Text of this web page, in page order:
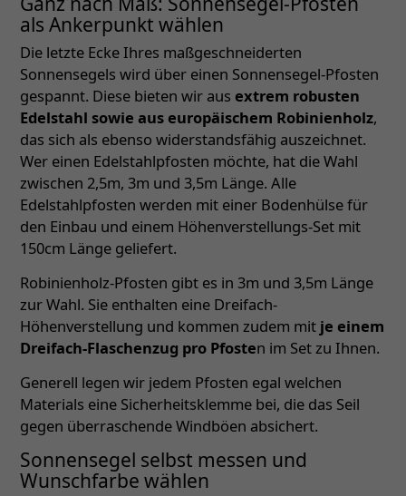
als Ankerpunkt wählen
Die letzte Ecke Ihres maßgeschneiderten
Sonnensegels wird über einen Sonnensegel-Pfosten
gespannt. Diese bieten wir aus extrem robusten
Edelstahl sowie aus europäischem Robinienholz,
das sich als ebenso widerstandsfähig auszeichnet.
Wer einen Edelstahlpfosten möchte, hat die Wahl
zwischen 2,5m, 3m und 3,5m Länge. Alle
Edelstahlpfosten werden mit einer Bodenhülse für
den Einbau und einem Höhenverstellungs-Set mit
150cm Länge geliefert.
Robinienholz-Pfosten gibt es in 3m und 3,5m Länge
zur Wahl. Sie enthalten eine Dreifach-
Höhenverstellung und kommen zudem mit je einem
Dreifach-Flaschenzug pro Pfosten im Set zu Ihnen.
Generell legen wir jedem Pfosten egal welchen
Materials eine Sicherheitsklemme bei, die das Seil
gegen überraschende Windböen absichert.
Sonnensegel selbst messen und
Wunschfarbe wählen